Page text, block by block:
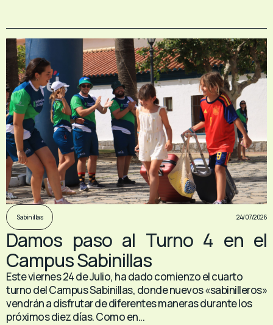
Sabinillas 24/07/2026
Damos paso al Turno 4 en el
Campus Sabinillas
Este viernes 24 de Julio, ha dado comienzo el cuarto
turno del Campus Sabinillas, donde nuevos «sabinilleros»
vendrán a disfrutar de diferentes maneras durante los
próximos diez días. Como en...